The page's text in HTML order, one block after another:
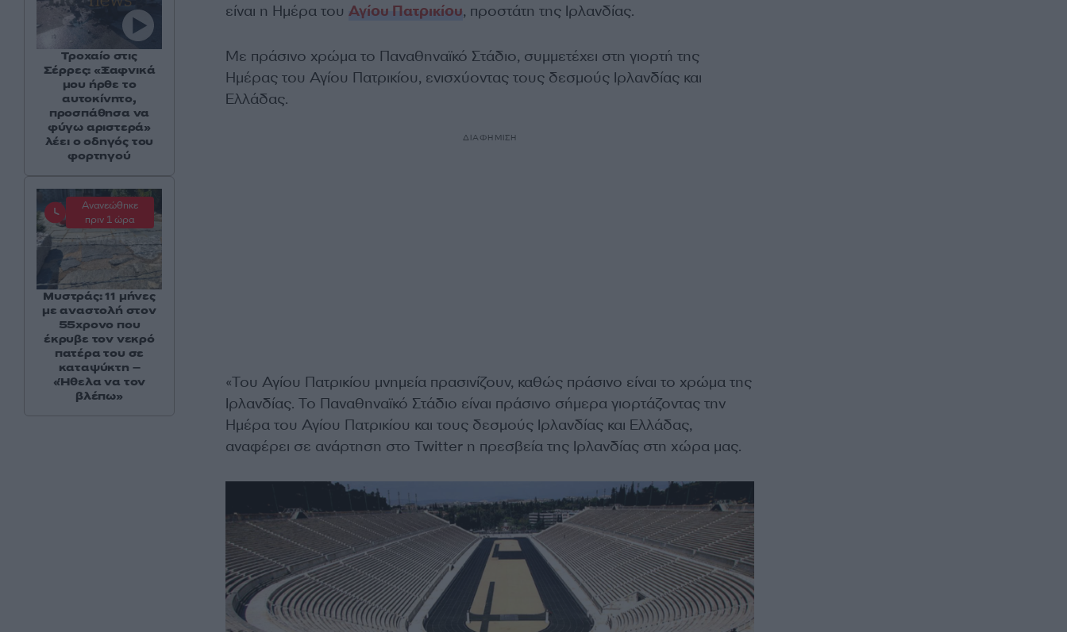
είναι η Ημέρα του Αγίου Πατρικίου, προστάτη της Ιρλανδίας.
Με πράσινο χρώμα το Παναθηναϊκό Στάδιο, συμμετέχει στη γιορτή της
Ημέρας του Αγίου Πατρικίου, ενισχύοντας τους δεσμούς Ιρλανδίας και
Ελλάδας.
ΔΙΑΦΗΜΙΣΗ
«Του Αγίου Πατρικίου μνημεία πρασινίζουν, καθώς πράσινο είναι το χρώμα της
Ιρλανδίας. Το Παναθηναϊκό Στάδιο είναι πράσινο σήμερα γιορτάζοντας την
Ημέρα του Αγίου Πατρικίου και τους δεσμούς Ιρλανδίας και Ελλάδας,
αναφέρει σε ανάρτηση στο Twitter η πρεσβεία της Ιρλανδίας στη χώρα μας.
Τροχαίο στις
Σέρρες: «Ξαφνικά
μου ήρθε το
αυτοκίνητο,
προσπάθησα να
φύγω αριστερά»
λέει ο οδηγός του
φορτηγού
Ανανεώθηκε
πριν 1 ώρα
Μυστράς: 11 μήνες
με αναστολή στον
55χρονο που
έκρυβε τον νεκρό
πατέρα του σε
καταψύκτη –
«Ήθελα να τον
βλέπω»